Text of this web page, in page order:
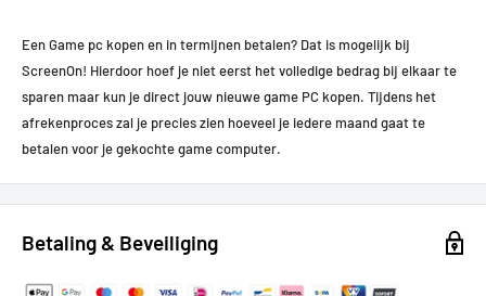
Een Game pc kopen en in termijnen betalen? Dat is mogelijk bij
ScreenOn! Hierdoor hoef je niet eerst het volledige bedrag bij elkaar te
sparen maar kun je direct jouw nieuwe game PC kopen. Tijdens het
afrekenproces zal je precies zien hoeveel je iedere maand gaat te
betalen voor je gekochte game computer.
Betaling & Beveiliging